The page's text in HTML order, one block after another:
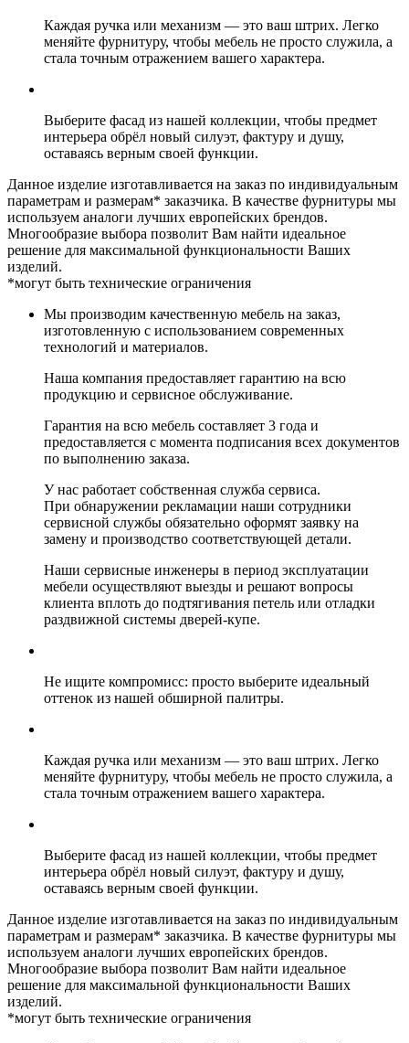
Каждая ручка или механизм — это ваш штрих. Легко
меняйте фурнитуру, чтобы мебель не просто служила, а
стала точным отражением вашего характера.
Выберите фасад из нашей коллекции, чтобы предмет
интерьера обрёл новый силуэт, фактуру и душу,
оставаясь верным своей функции.
Данное изделие изготавливается на заказ по индивидуальным
параметрам и размерам* заказчика. В качестве фурнитуры мы
используем аналоги лучших европейских брендов.
Многообразие выбора позволит Вам найти идеальное
решение для максимальной функциональности Ваших
изделий.
*могут быть технические ограничения
Мы производим качественную мебель на заказ,
изготовленную с использованием современных
технологий и материалов.
Наша компания предоставляет гарантию на всю
продукцию и сервисное обслуживание.
Гарантия на всю мебель составляет 3 года и
предоставляется с момента подписания всех документов
по выполнению заказа.
У нас работает собственная служба сервиса.
При обнаружении рекламации наши сотрудники
сервисной службы обязательно оформят заявку на
замену и производство соответствующей детали.
Наши сервисные инженеры в период эксплуатации
мебели осуществляют выезды и решают вопросы
клиента вплоть до подтягивания петель или отладки
раздвижной системы дверей-купе.
Не ищите компромисс: просто выберите идеальный
оттенок из нашей обширной палитры.
Каждая ручка или механизм — это ваш штрих. Легко
меняйте фурнитуру, чтобы мебель не просто служила, а
стала точным отражением вашего характера.
Выберите фасад из нашей коллекции, чтобы предмет
интерьера обрёл новый силуэт, фактуру и душу,
оставаясь верным своей функции.
Данное изделие изготавливается на заказ по индивидуальным
параметрам и размерам* заказчика. В качестве фурнитуры мы
используем аналоги лучших европейских брендов.
Многообразие выбора позволит Вам найти идеальное
решение для максимальной функциональности Ваших
изделий.
*могут быть технические ограничения